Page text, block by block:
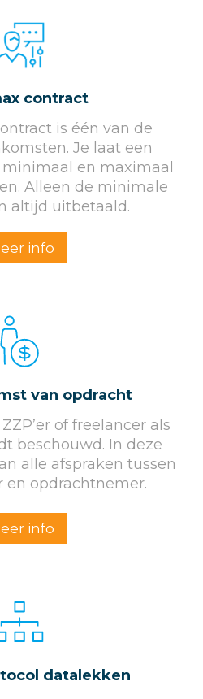
contract
is één van de
Je laat een
en maximaal
Alleen de minimale
altijd uitbetaald.
info
van opdracht
of freelancer als
beschouwd. In deze
alle afspraken tussen
en opdrachtnemer.
info
datalekken